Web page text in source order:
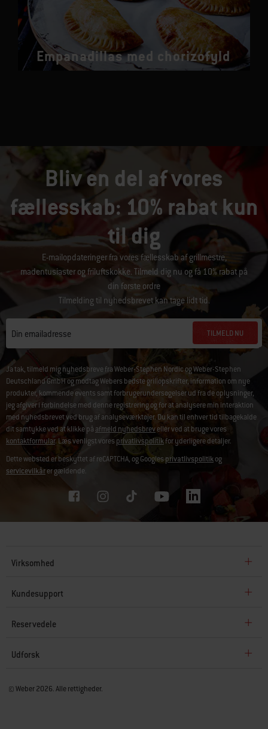
Empanadillas med chorizofyld
Bliv en del af vores
fællesskab: 10% rabat kun
til dig
E-mailopdateringer fra vores fællesskab af grillmestre,
madentusiaster og friluftskokke. Tilmeld dig nu og få 10% rabat på
din første ordre
Tilmelding til nyhedsbrevet kan tage lidt tid.
Din emailadresse TILMELD NU
Ja tak, tilmeld mig nyhedsbreve fra Weber-Stephen Nordic og Weber-Stephen
Deutschland GmbH og modtag Webers bedste grillopskrifter, information om nye
produkter, kommende events samt forbrugerundersøgelser ud fra de oplysninger,
jeg afgiver i forbindelse med denne registrering og for at analysere min interaktion
med nyhedsbrevet ved brug af analyseværktøjer. Du kan til enhver tid tilbagekalde
dit samtykke ved at klikke på afmeld nyhedsbreveller ved at bruge vores
kontaktformular. Læs venligst voresprivatlivspolitikfor yderligere detaljer.
Dette websted er beskyttet af reCAPTCHA, og Googlesprivatlivspolitikog
servicevilkårer gældende.
Virksomhed
Kundesupport
Reservedele
Udforsk
© Weber 2026. Alle rettigheder.